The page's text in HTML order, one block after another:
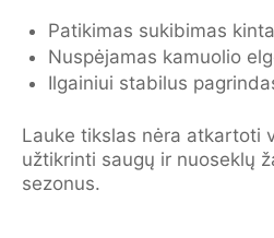
Patikimas sukibimas
Nuspėjamas kamuolio
Ilgainiui stabilus
Lauke tikslas nėra atkartoti
užtikrinti saugų ir nuoseklų
sezonus.